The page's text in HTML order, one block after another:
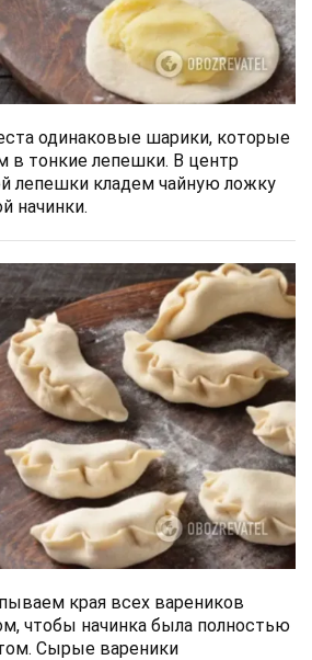
одинаковые шарики, которые
в тонкие лепешки. В центр
лепешки кладем чайную ложку
начинки.
края всех вареников
чтобы начинка была полностью
Сырые вареники